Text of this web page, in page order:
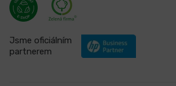
Jsme oficiálním
partnerem